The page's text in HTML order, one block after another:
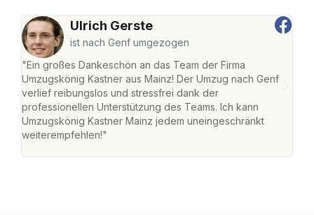
Ulrich Gerste
ist nach Genf umgezogen
"Ein großes Dankeschön an das Team der Firma
Umzugskönig Kastner aus Mainz! Der Umzug nach Genf
verlief reibungslos und stressfrei dank der
professionellen Unterstützung des Teams. Ich kann
Umzugskönig Kastner Mainz jedem uneingeschränkt
weiterempfehlen!"